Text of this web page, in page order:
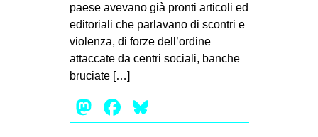
paese avevano già pronti articoli ed
editoriali che parlavano di scontri e
violenza, di forze dell’ordine
attaccate da centri sociali, banche
bruciate […]
Mastodon
Facebook